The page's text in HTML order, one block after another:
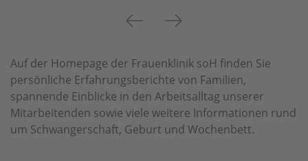
Previous Next
Auf der Homepage der Frauenklinik soH finden Sie
persönliche Erfahrungsberichte von Familien,
spannende Einblicke in den Arbeitsalltag unserer
Mitarbeitenden sowie viele weitere Informationen rund
um Schwangerschaft, Geburt und Wochenbett.